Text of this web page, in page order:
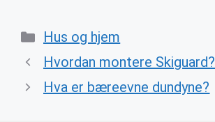
Categories
Hus og hjem
Hvordan montere Skiguard?
Hva er bæreevne dundyne?